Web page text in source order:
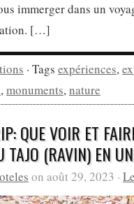
immerger dans un
[…]
· Tags expériences,
,monuments,nature
QUE VOIR ET
TAJO (RAVIN) EN
on août 29, 2023 ·